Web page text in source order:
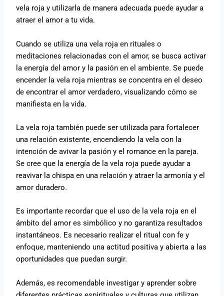
vela roja y utilizarla de manera adecuada puede ayudar a
atraer el amor a tu vida.
Cuando se utiliza una vela roja en rituales o
meditaciones relacionadas con el amor, se busca activar
la energía del amor y la pasión en el ambiente. Se puede
encender la vela roja mientras se concentra en el deseo
de encontrar el amor verdadero, visualizando cómo se
manifiesta en la vida.
La vela roja también puede ser utilizada para fortalecer
una relación existente, encendiendo la vela con la
intención de avivar la pasión y el romance en la pareja.
Se cree que la energía de la vela roja puede ayudar a
reavivar la chispa en una relación y atraer la armonía y el
amor duradero.
Es importante recordar que el uso de la vela roja en el
ámbito del amor es simbólico y no garantiza resultados
instantáneos. Es necesario realizar el ritual con fe y
enfoque, manteniendo una actitud positiva y abierta a las
oportunidades que puedan surgir.
Además, es recomendable investigar y aprender sobre